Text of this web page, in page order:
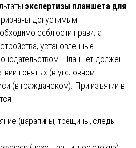
экспертизы планшета для
допустимым
соблюсти правила
установленные
Планшет должен
понятых (в уголовном
(в гражданском). При изъятии в
(царапины, трещины, следы